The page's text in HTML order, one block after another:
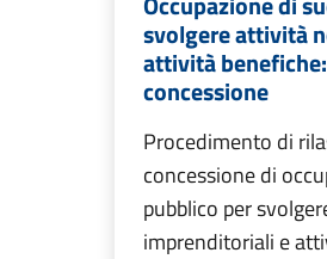
svolgere attività
attività
concessione
Procedimento di
concessione di
pubblico per
imprenditoriali e